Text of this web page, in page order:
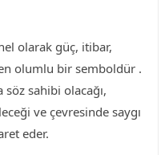
olarak güç, itibar,
olumlu bir semboldür .
sahibi olacağı,
ve çevresinde saygı
eder.